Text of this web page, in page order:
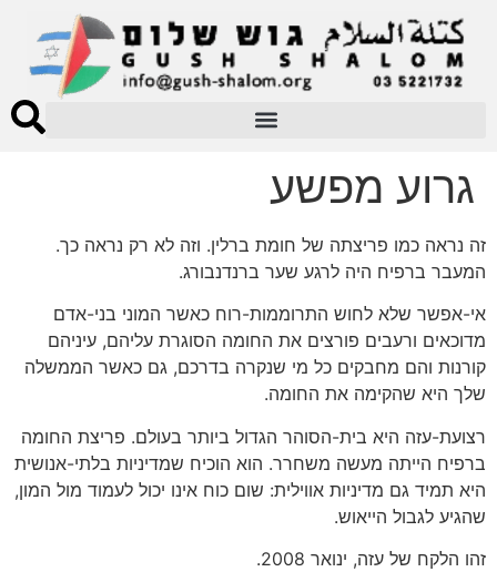
גרוע מפשע
זה נראה כמו פריצתה של חומת ברלין. וזה לא רק נראה כך.
המעבר ברפיח היה לרגע שער ברנדנבורג.
אי-אפשר שלא לחוש התרוממות-רוח כאשר המוני בני-אדם
מדוכאים ורעבים פורצים את החומה הסוגרת עליהם, עיניהם
קורנות והם מחבקים כל מי שנקרה בדרכם, גם כאשר הממשלה
שלך היא שהקימה את החומה.
רצועת-עזה היא בית-הסוהר הגדול ביותר בעולם. פריצת החומה
ברפיח הייתה מעשה משחרר. הוא הוכיח שמדיניות בלתי-אנושית
היא תמיד גם מדיניות אווילית: שום כוח אינו יכול לעמוד מול המון,
שהגיע לגבול הייאוש.
זהו הלקח של עזה, ינואר 2008.